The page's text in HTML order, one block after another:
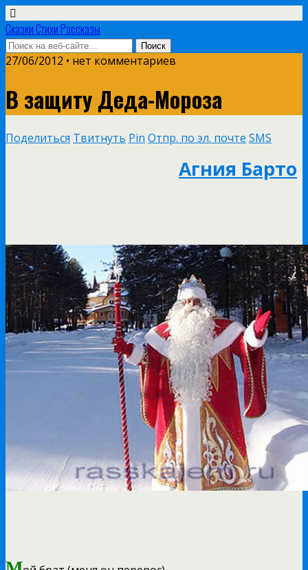
Сказки Стихи Рассказы
27/06/2012 • нет комментариев
В защиту Деда-Мороза
Поделиться Твитнуть Pin Отпр. по эл. почте SMS
Агния Барто